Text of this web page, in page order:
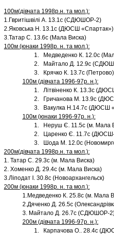
100м(дівчата 1998р.н. та мол.):
1.Гвритішвілі А. 13.1с (СДЮШОР-2)
2.Яковська Н. 13.1с (ДЮСШ «Спартак»)
3.Татар С. 13.6с (Мала Виска)
100м (юнаки 1998р. н. та мол.):
1. Медведенко К. 12.0с
2. Майтало Д. 12.9с
3. Крячко К. 13.7с (Петрово)
100м (дівчата 1996-97р. н.):
1. Літвіненко К. 13.3с
2. Гричанова М. 13.9с
3. Вакулка Н.14.7с (ДЮСШ
100м (юнаки 1996-97р. н.):
1. Неруш Є. 11.5с (м. Мала
2. Царенко Є. 11.7с
3. Шода М. 12.0с
200м(дівчата 1998р.н. та мол.):
1. Татар С. 29.3с (м. Мала Виска)
2. Хоменко Д. 29.4с (м. Мала Виска)
3.Ліподат І. 30.8с (Новоархангельск)
200м (юнаки 1998р. н. та мол.):
1.Медведенко К. 25.8с (м. Мала
2.Дяченко Д. 26.5с
3. Майтало Д. 26.7с (СДЮШОР-
200м (дівчата 1996-97р. н.):
1. Карпачова О.. 28.4с